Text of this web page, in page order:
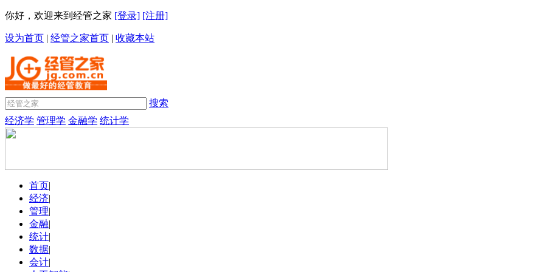
你好，欢迎来到经管之家 [登录] [注册]
设为首页 | 经管之家首页 | 收藏本站
搜索
经济学 管理学 金融学 统计学
首页|
经济|
管理|
金融|
统计|
数据|
会计|